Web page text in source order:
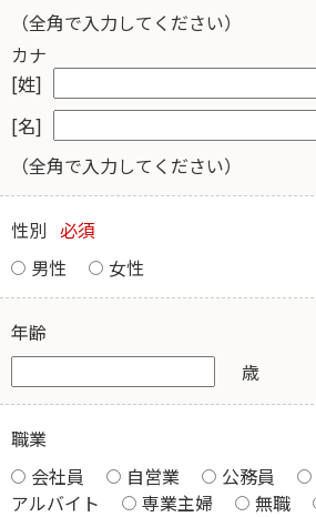
（全角で入力してください）
カナ
[姓]
[名]
（全角で入力してください）
性別 必須
男性
女性
年齢
歳
職業
会社員
自営業 公務員
アルバイト
専業主婦 無職